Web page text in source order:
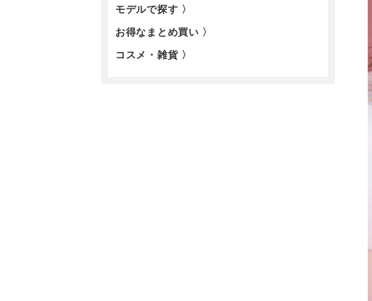
モデルで探す 〉
お得なまとめ買い 〉
コスメ・雑貨 〉